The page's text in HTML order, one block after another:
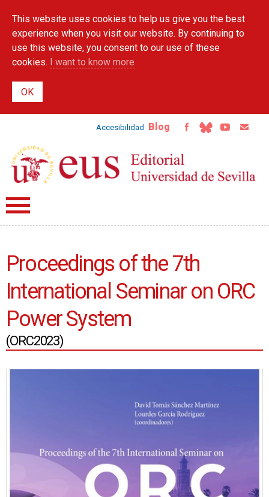
main
content
This website uses cookies to help us give you the best
experience when you visit our website. By continuing to
use this website, you consent to our use of these
cookies. I want to know more
Accesibilidad Blog
Proceedings of the 7th
International Seminar on ORC
Power System
(ORC2023)